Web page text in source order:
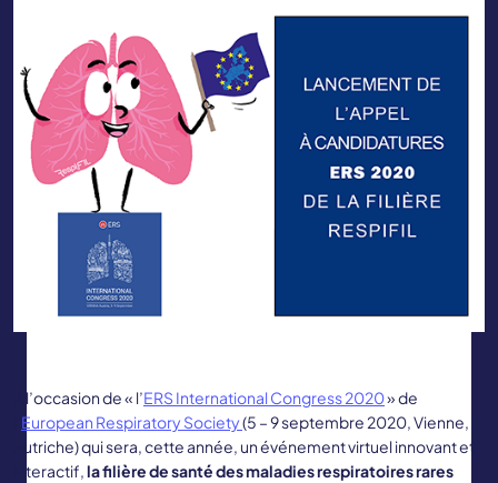
A l’occasion de « l’ERS International Congress 2020» de
European Respiratory Society(5 – 9 septembre 2020, Vienne,
Autriche) qui sera, cette année, un événement virtuel innovant et
interactif,la filière de santé des maladies respiratoires rares